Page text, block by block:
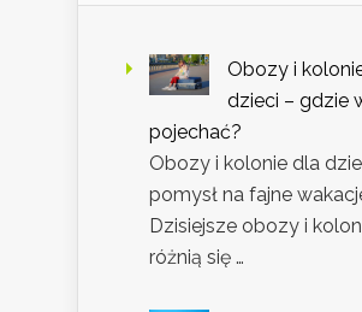
Obozy i
dzieci – gdzie
pojechać?
Obozy i kolonie dla
pomysł na fajne
Dzisiejsze obozy i
różnią się …